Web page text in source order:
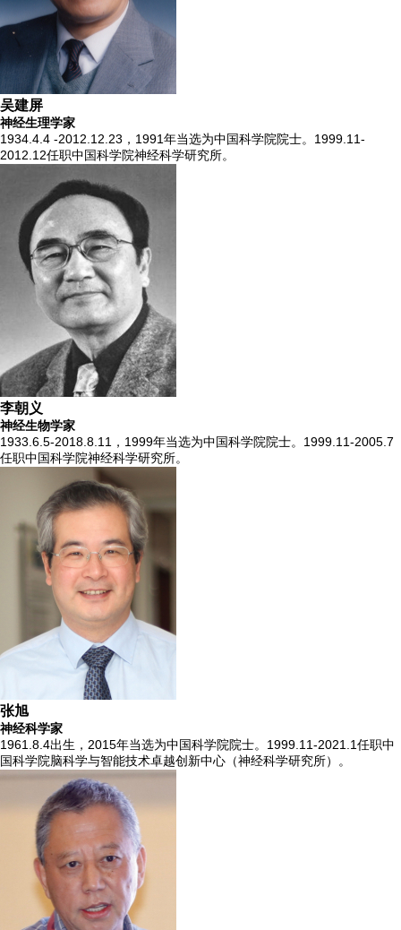
吴建屏
神经生理学家
1934.4.4 -2012.12.23，1991年当选为中国科学院院士。1999.11-
2012.12任职中国科学院神经科学研究所。
李朝义
神经生物学家
1933.6.5-2018.8.11，1999年当选为中国科学院院士。1999.11-2005.7
任职中国科学院神经科学研究所。
张旭
神经科学家
1961.8.4出生，2015年当选为中国科学院院士。1999.11-2021.1任职中
国科学院脑科学与智能技术卓越创新中心（神经科学研究所）。